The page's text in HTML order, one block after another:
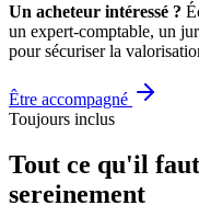
Un acheteur intéressé ?
un expert-comptable, un
pour sécuriser la
Être accompagné
Toujours inclus
Tout ce qu'il
sereinement